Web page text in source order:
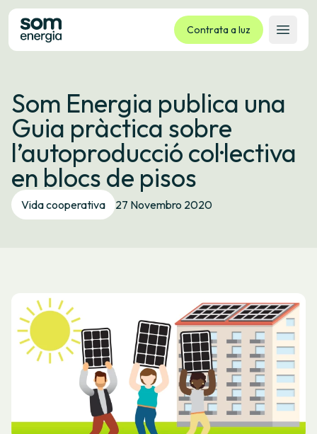
Contrata a luz
Abrir
Tarifas
Servizos
Empresas
La cooperativa
Contacto
Trámites
Som Energia publica una
Guia pràctica sobre
l’autoproducció col·lectiva
en blocs de pisos
Vida cooperativa 27 Novembro 2020